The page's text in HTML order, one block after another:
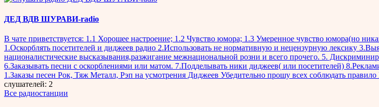
ДЕД ВДВ ШУРАВИ-radio
В чате приветствуется: 1.1 Хорошее настроение; 1.2 Чувство юмора; 1.3 Умеренное чувство юмора(но
1.Оскорблять посетителей и диджеев радио 2.Использовать не нормативную и нецензурную лексику
националистические высказывания,разжигание межнациональной розни и всего прочего. 5.
6.Заказывать песни с оскорблениями или матом. 7.Подделывать ники диджеев( или посетителей)
1.Заказы песен Рок, Тяж Металл, Рэп на усмотрения Диджеев Убедительно прошу всех соблюдать
слушателей: 2
Все радиостанции